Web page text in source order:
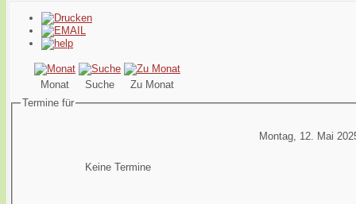
Monat Suche
Zu Monat
Termine für
Montag, 12. Mai
Keine Termine